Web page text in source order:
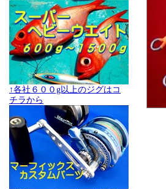
↑各社６００g以上のジグはコ
チラから